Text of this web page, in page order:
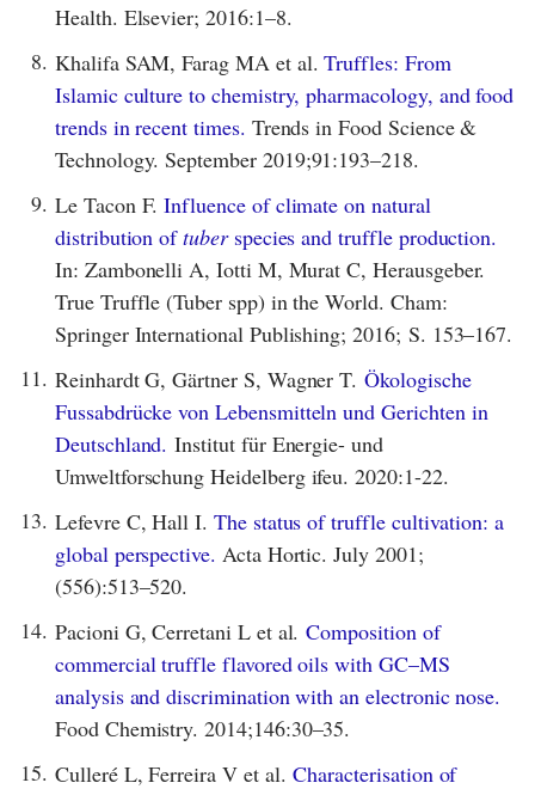
Health. Elsevier; 2016:1–8.
8. Khalifa SAM, Farag MA et al.Truffles: From
Islamic culture to chemistry, pharmacology, and food
trends in recent times. Trends in Food Science &
Technology. September 2019;91:193–218.
9. Le Tacon F.Influence of climate on natural
distribution oftuberspecies and truffle production.
In: Zambonelli A, Iotti M, Murat C, Herausgeber.
True Truffle (Tuber spp) in the World. Cham:
Springer International Publishing; 2016; S. 153–167.
11. Reinhardt G, Gärtner S, Wagner T.Ökologische
Fussabdrücke von Lebensmitteln und Gerichten in
Deutschland. Institut für Energie- und
Umweltforschung Heidelberg ifeu. 2020:1-22.
13. Lefevre C, Hall I. The status of truffle cultivation: a
global perspective. Acta Hortic. July 2001;
(556):513–520.
14. Pacioni G, Cerretani L et al.Composition of
commercial truffle flavored oils with GC–MS
analysis and discrimination with an electronic nose.
Food Chemistry. 2014;146:30–35.
15. Culleré L, Ferreira V et al.Characterisation of